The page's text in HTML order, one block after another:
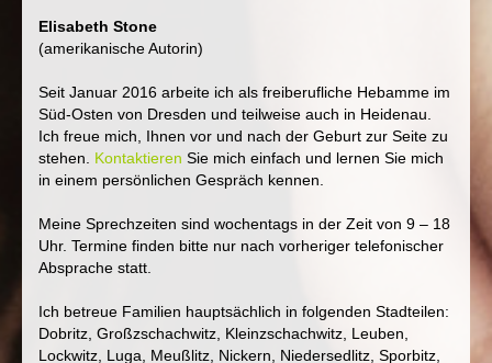
Elisabeth Stone
(amerikanische Autorin)
Seit Januar 2016 arbeite ich als freiberufliche Hebamme im
Süd-Osten von Dresden und teilweise auch in Heidenau.
Ich freue mich, Ihnen vor und nach der Geburt zur Seite zu
stehen. Kontaktieren Sie mich einfach und lernen Sie mich
in einem persönlichen Gespräch kennen.
Meine Sprechzeiten sind wochentags in der Zeit von 9 – 18
Uhr. Termine finden bitte nur nach vorheriger telefonischer
Absprache statt.
Ich betreue Familien hauptsächlich in folgenden Stadteilen:
Dobritz, Großzschachwitz, Kleinzschachwitz, Leuben,
Lockwitz, Luga, Meußlitz, Nickern, Niedersedlitz, Sporbitz,